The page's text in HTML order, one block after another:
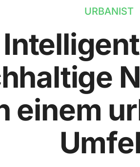
URBANIST
einem